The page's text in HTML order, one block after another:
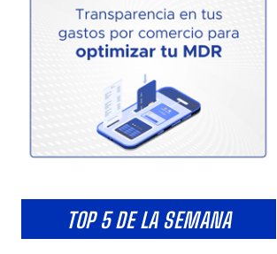
TOP 5 DE LA SEMANA